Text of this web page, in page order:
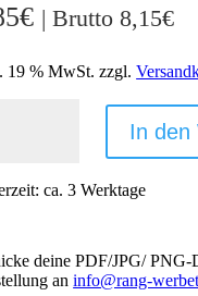
€ | Brutto8,15€
19 % MwSt. zzgl.
In den
ca. 3 Werktage
deine PDF/JPG/ PNG-
aninfo@rang-